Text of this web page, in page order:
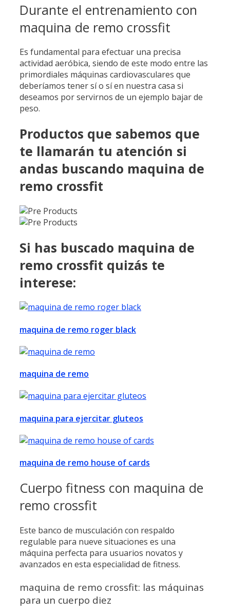
Durante el entrenamiento con
maquina de remo crossfit
Es fundamental para efectuar una precisa
actividad aeróbica, siendo de este modo entre las
primordiales máquinas cardiovasculares que
deberíamos tener sí o sí en nuestra casa si
deseamos por servirnos de un ejemplo bajar de
peso.
Productos que sabemos que
te llamarán tu atención si
andas buscando maquina de
remo crossfit
Si has buscado maquina de
remo crossfit quizás te
interese:
maquina de remo roger black
maquina de remo
maquina para ejercitar gluteos
maquina de remo house of cards
Cuerpo fitness con maquina de
remo crossfit
Este banco de musculación con respaldo
regulable para nueve situaciones es una
máquina perfecta para usuarios novatos y
avanzados en esta especialidad de fitness.
maquina de remo crossfit: las máquinas
para un cuerpo diez